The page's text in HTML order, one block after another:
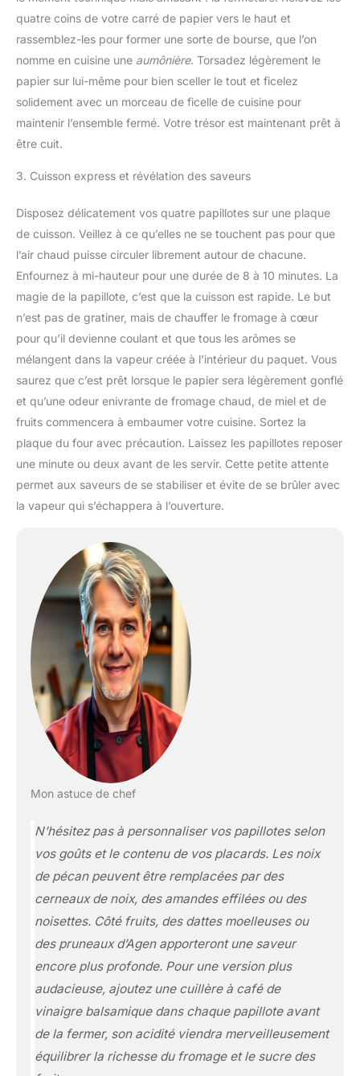
quatre coins de votre carré de papier vers le haut et
rassemblez-les pour former une sorte de bourse, que l’on
nomme en cuisine une aumônière. Torsadez légèrement le
papier sur lui-même pour bien sceller le tout et ficelez
solidement avec un morceau de ficelle de cuisine pour
maintenir l’ensemble fermé. Votre trésor est maintenant prêt à
être cuit.
3. Cuisson express et révélation des saveurs
Disposez délicatement vos quatre papillotes sur une plaque
de cuisson. Veillez à ce qu’elles ne se touchent pas pour que
l’air chaud puisse circuler librement autour de chacune.
Enfournez à mi-hauteur pour une durée de 8 à 10 minutes. La
magie de la papillote, c’est que la cuisson est rapide. Le but
n’est pas de gratiner, mais de chauffer le fromage à cœur
pour qu’il devienne coulant et que tous les arômes se
mélangent dans la vapeur créée à l’intérieur du paquet. Vous
saurez que c’est prêt lorsque le papier sera légèrement gonflé
et qu’une odeur enivrante de fromage chaud, de miel et de
fruits commencera à embaumer votre cuisine. Sortez la
plaque du four avec précaution. Laissez les papillotes reposer
une minute ou deux avant de les servir. Cette petite attente
permet aux saveurs de se stabiliser et évite de se brûler avec
la vapeur qui s’échappera à l’ouverture.
Mon astuce de chef
N’hésitez pas à personnaliser vos papillotes selon
vos goûts et le contenu de vos placards. Les noix
de pécan peuvent être remplacées par des
cerneaux de noix, des amandes effilées ou des
noisettes. Côté fruits, des dattes moelleuses ou
des pruneaux d’Agen apporteront une saveur
encore plus profonde. Pour une version plus
audacieuse, ajoutez une cuillère à café de
vinaigre balsamique dans chaque papillote avant
de la fermer, son acidité viendra merveilleusement
équilibrer la richesse du fromage et le sucre des